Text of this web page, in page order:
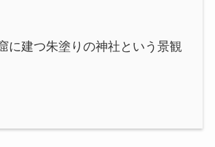
に建つ朱塗りの神社という景観